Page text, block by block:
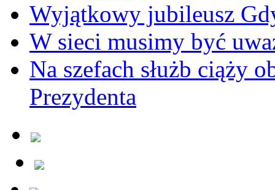
Wyjątkowy jubileusz
W sieci musimy być
Na szefach służb ciąży
Prezydenta